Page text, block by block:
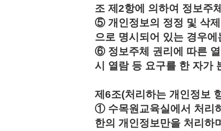
조 제2항에 의하여 정보주
⑤ 개인정보의 정정 및 삭
으로 명시되어 있는 경우
⑥ 정보주체 권리에 따른
시 열람 등 요구를 한 자가
제6조(처리하는 개인정보
① 수목원교육실에서 처리
한의 개인정보만을 처리하